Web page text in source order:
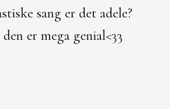
sang er det adele?
er mega genial<33